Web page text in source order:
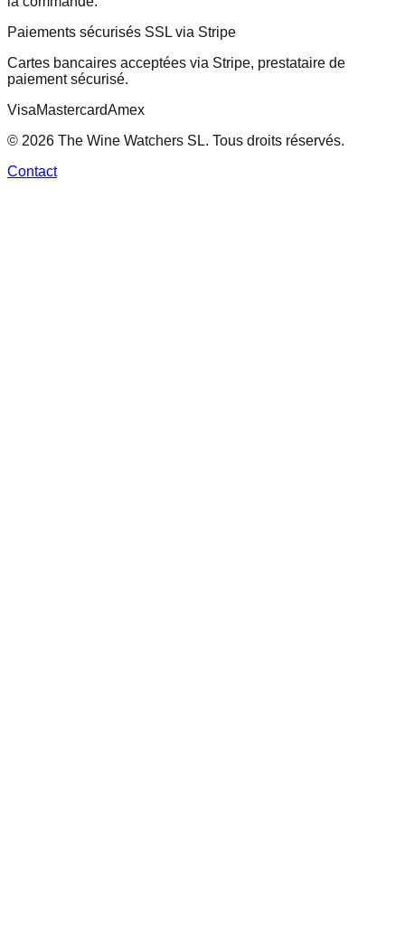
Paiements sécurisés SSL via Stripe
Cartes bancaires acceptées via Stripe, prestataire de
paiement sécurisé.
VisaMastercardAmex
© 2026 The Wine Watchers SL. Tous droits réservés.
Contact